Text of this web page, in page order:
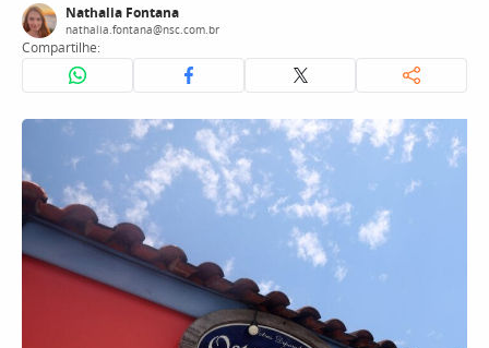
Nathalia Fontana
nathalia.fontana@nsc.com.br
Compartilhe: